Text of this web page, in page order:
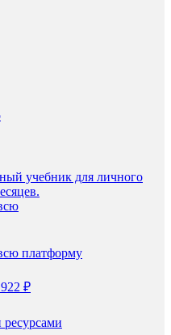
учебник для личного
платформу
₽